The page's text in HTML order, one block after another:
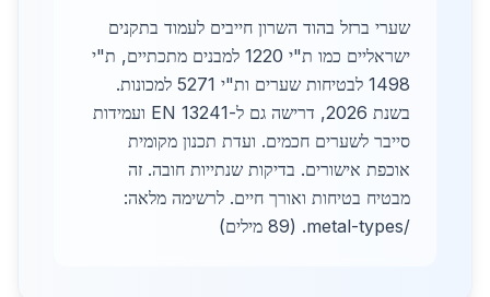
שערי ברזל בהוד השרון חייבים לעמוד בתקנים
ישראליים כמו ת"י 1220 למבנים מתכתיים, ת"י
1498 לבטיחות שערים ות"י 5271 למכונות.
בשנת 2026, דרישה גם ל-EN 13241 ועמידות
סייבר לשערים חכמים. ועדת תכנון מקומית
אוכפת אישורים. בדיקות שנתייות חובה. זה
מבטיח בטיחות ואורך חיים. לרשימה מלאה:
/metal-types. (89 מילים)